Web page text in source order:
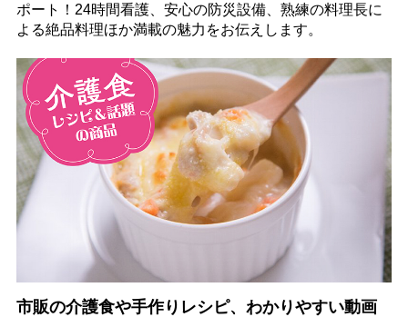
ポート！24時間看護、安心の防災設備、熟練の料理長に
よる絶品料理ほか満載の魅力をお伝えします。
市販の介護食や手作りレシピ、わかりやすい動画